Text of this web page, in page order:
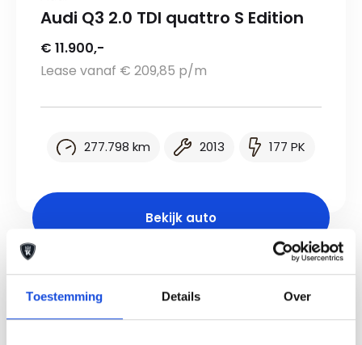
Toestemming Details Over
Audi Q3 2.0 TDI quattro S Edition
€ 11.900,-
Lease vanaf € 209,85 p/m
277.798 km 2013 177 PK
Bekijk auto